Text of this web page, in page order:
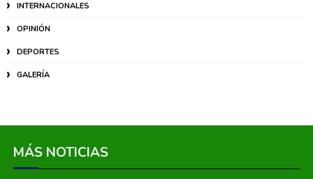
INTERNACIONALES
OPINIÓN
DEPORTES
GALERÍA
MÁS NOTICIAS